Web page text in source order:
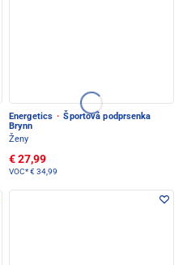
Energetics · Športová podprsenka
Brynn
Ženy
€ 27,99
VOC*€ 34,99